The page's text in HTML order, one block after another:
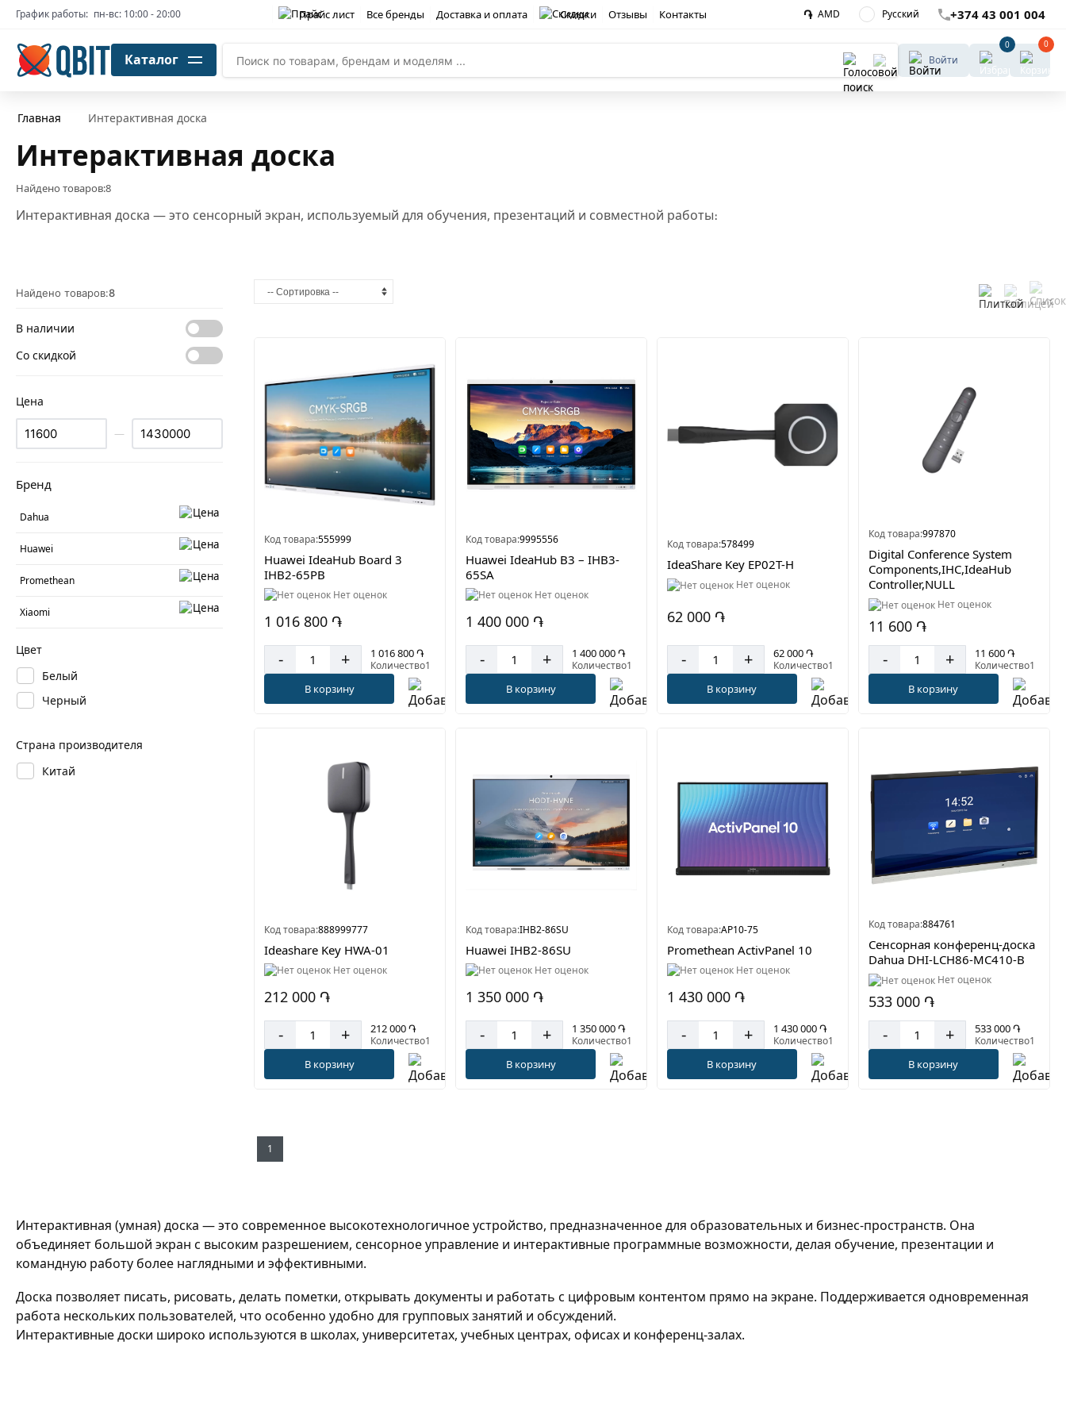
График работы: пн-вс: 10:00 - 20:00 Прайс лист Все бренды Доставка и оплата Скидки Отзывы Контакты ֏ AMD Русский +374 43 001 004
Каталог Войти
0 0
Главная Интерактивная доска
Интерактивная доска
Найдено товаров:8
Интерактивная доска — это сенсорный экран, используемый для обучения, презентаций и совместной работы։
Найдено товаров:8
В наличии
Со скидкой
Цена
—
Бренд
Dahua
Huawei
Promethean
Xiaomi
Цвет
Белый
Черный
Страна производителя
Китай
Код товара:555999
Huawei IdeaHub Board 3
IHB2-65PB
Нет оценок
1 016 800 ֏
- + 1 016 800 ֏
Количество1
В корзину
Код товара:9995556
Huawei IdeaHub B3 – IHB3-
65SA
Нет оценок
1 400 000 ֏
- + 1 400 000 ֏
Количество1
В корзину
Код товара:578499
IdeaShare Key EP02T-H
Нет оценок
62 000 ֏
- + 62 000 ֏
Количество1
В корзину
Код товара:997870
Digital Conference System
Components,IHC,IdeaHub
Controller,NULL
Нет оценок
11 600 ֏
- + 11 600 ֏
Количество1
В корзину
Код товара:888999777
Ideashare Key HWA-01
Нет оценок
212 000 ֏
- + 212 000 ֏
Количество1
В корзину
Код товара:IHB2-86SU
Huawei IHB2-86SU
Нет оценок
1 350 000 ֏
- + 1 350 000 ֏
Количество1
В корзину
Код товара:AP10-75
Promethean ActivPanel 10
Нет оценок
1 430 000 ֏
- + 1 430 000 ֏
Количество1
В корзину
Код товара:884761
Сенсорная конференц-доска
Dahua DHI‑LCH86‑MC410‑B
Нет оценок
533 000 ֏
- + 533 000 ֏
Количество1
В корзину
1
Интерактивная (умная) доска — это современное высокотехнологичное устройство, предназначенное для образовательных и бизнес-пространств. Она
объединяет большой экран с высоким разрешением, сенсорное управление и интерактивные программные возможности, делая обучение, презентации и
командную работу более наглядными и эффективными.
Доска позволяет писать, рисовать, делать пометки, открывать документы и работать с цифровым контентом прямо на экране. Поддерживается одновременная
работа нескольких пользователей, что особенно удобно для групповых занятий и обсуждений.
Интерактивные доски широко используются в школах, университетах, учебных центрах, офисах и конференц-залах.